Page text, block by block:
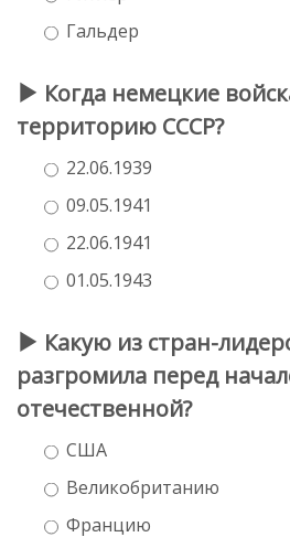
Гальдер
Когда немецкие
территорию СССР?
22.06.1939
09.05.1941
22.06.1941
01.05.1943
Какую из стран-
разгромила перед
отечественной?
США
Великобританию
Францию